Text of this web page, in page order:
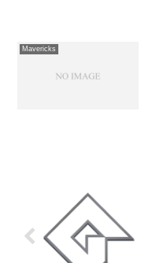
Mavericks